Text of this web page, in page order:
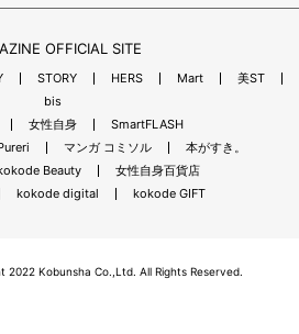
OFFICIAL SITE
STORY HERS Mart
美ST
bis
女性自身
SmartFLASH
マンガ コミソル
本がすき。
Beauty
女性自身百貨店
kokode digital kokode GIFT
2022 Kobunsha Co.,Ltd. All Rights Reserved.